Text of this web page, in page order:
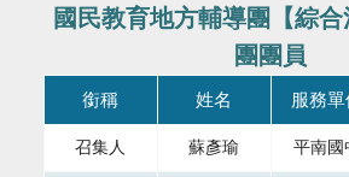
國民教育地方輔導團【綜
團團員
本表格為組織成員，共有四個直欄，
銜稱 姓名 服務單
召集人 蘇彥瑜 平南國